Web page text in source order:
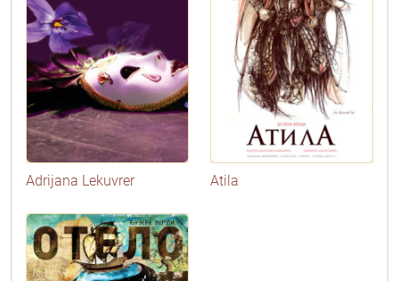
Adrijana Lekuvrer Atila